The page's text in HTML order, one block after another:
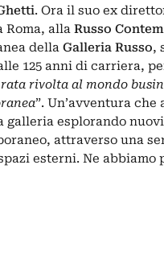
. Ora il suo ex
Roma, alla Russo
della Galleria Russo,
125 anni di carriera,
rivolta al mondo
”. Un’avventura
galleria esplorando
attraverso una
esterni. Ne abbiamo